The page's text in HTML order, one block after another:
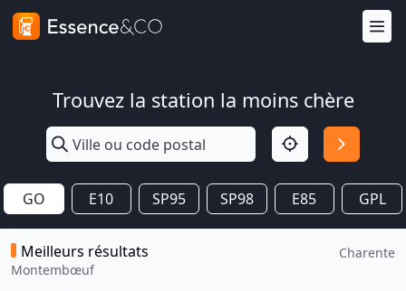
Trouvez la station la moins chère
GO E10 SP95 SP98 E85 GPL
Meilleurs résultats
Montembœuf
Charente